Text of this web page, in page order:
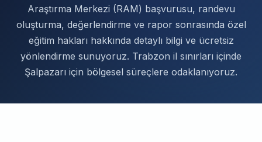
Araştırma Merkezi (RAM) başvurusu, randevu
oluşturma, değerlendirme ve rapor sonrasında özel
eğitim hakları hakkında detaylı bilgi ve ücretsiz
yönlendirme sunuyoruz. Trabzon il sınırları içinde
Şalpazarı için bölgesel süreçlere odaklanıyoruz.